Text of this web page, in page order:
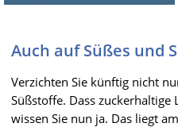
Auch auf Süßes und
Verzichten Sie künftig nicht
Süßstoffe. Dass
wissen Sie nun ja. Das liegt